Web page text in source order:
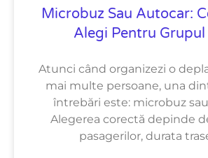
Microbuz Sau Autocar:
Alegi Pentru Grupul
Atunci când organizezi o
mai multe persoane, una
întrebări este: microbuz
Alegerea corectă depinde
pasagerilor, durata